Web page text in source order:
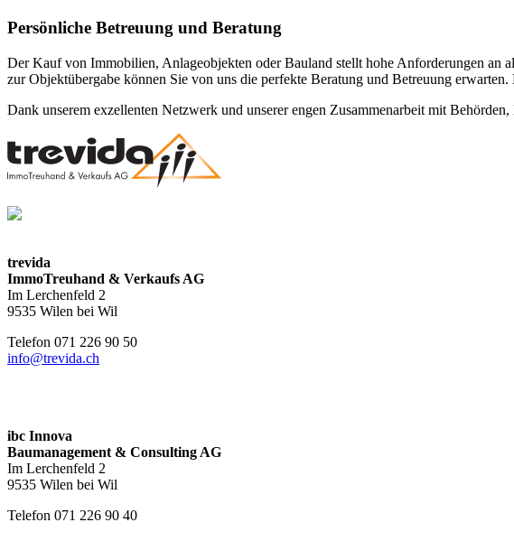
Persönliche Betreuung und Beratung
Der Kauf von Immobilien, Anlageobjekten oder Bauland stellt hohe Anforderungen an
zur Objektübergabe können Sie von uns die perfekte Beratung und Betreuung
Dank unserem exzellenten Netzwerk und unserer engen Zusammenarbeit mit
trevida
ImmoTreuhand & Verkaufs AG
Im Lerchenfeld 2
9535 Wilen bei Wil
Telefon 071 226 90 50
info@trevida.ch
ibc Innova
Baumanagement & Consulting AG
Im Lerchenfeld 2
9535 Wilen bei Wil
Telefon 071 226 90 40